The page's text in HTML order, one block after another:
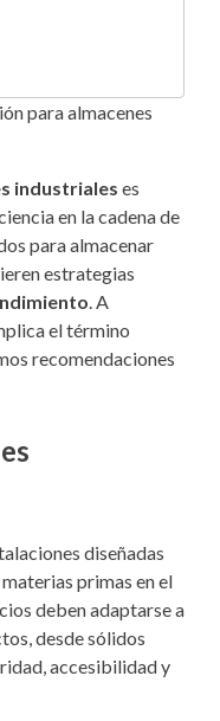
para almacenes
industriales es
en la cadena de
para almacenar
estrategias
. A
el término
recomendaciones
diseñadas
primas en el
deben adaptarse a
desde sólidos
accesibilidad y